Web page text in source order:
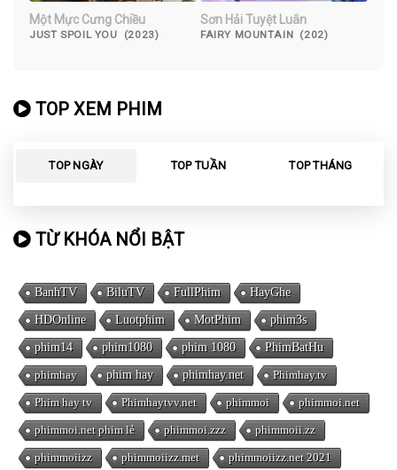
Một Mực Cưng Chiều
JUST SPOIL YOU (2023)
Sơn Hải Tuyệt Luân
FAIRY MOUNTAIN (202)
TOP XEM PHIM
TOP NGÀY TOP TUẦN TOP THÁNG
TỪ KHÓA NỔI BẬT
BanhTV BiluTV FullPhim HayGhe
HDOnline Luotphim MotPhim phim3s
phim14 phim1080 phim 1080 PhimBatHu
phimhay phim hay phimhay.net Phimhay.tv
Phim hay tv Phimhaytvv.net phimmoi phimmoi.net
phimmoi.net phim lẻ phimmoi.zzz phimmoii.zz
phimmoiizz phimmoiizz.met phimmoiizz.net 2021